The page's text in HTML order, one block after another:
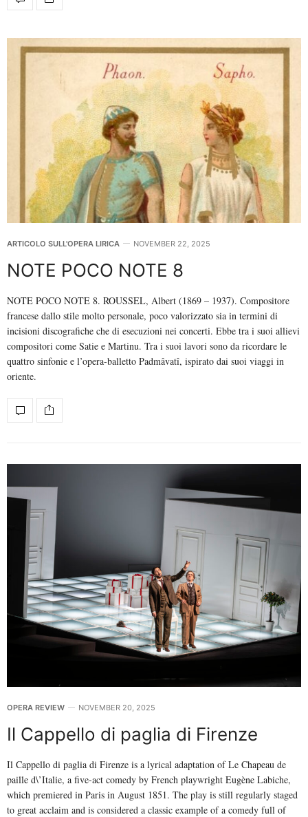
ARTICOLO SULL'OPERA LIRICA NOVEMBER 22, 2025
NOTE POCO NOTE 8
NOTE POCO NOTE 8. ROUSSEL, Albert (1869 – 1937). Compositore
francese dallo stile molto personale, poco valorizzato sia in termini di
incisioni discografiche che di esecuzioni nei concerti. Ebbe tra i suoi allievi
compositori come Satie e Martinu. Tra i suoi lavori sono da ricordare le
quattro sinfonie e l’opera-balletto Padmâvatî, ispirato dai suoi viaggi in
oriente.
OPERA REVIEW NOVEMBER 20, 2025
Il Cappello di paglia di Firenze
Il Cappello di paglia di Firenze is a lyrical adaptation of Le Chapeau de
paille d\’Italie, a five-act comedy by French playwright Eugène Labiche,
which premiered in Paris in August 1851. The play is still regularly staged
to great acclaim and is considered a classic example of a comedy full of